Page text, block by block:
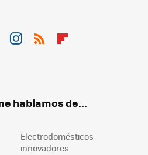
hablamos de...
Electrodomésticos
innovadores